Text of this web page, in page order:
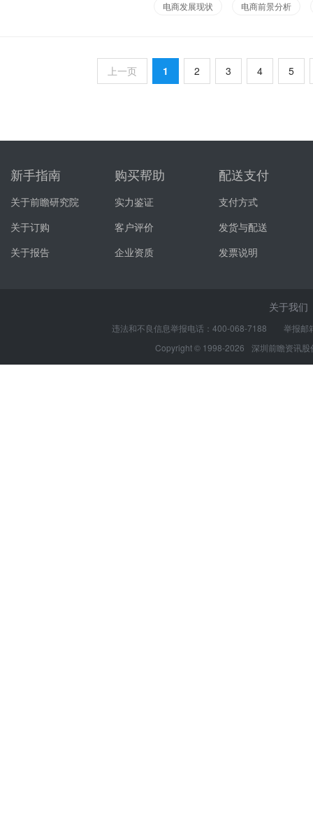
电商发展现状 电商前景分析
上一页 1 2 3 4 5
新手指南
关于前瞻研究院
关于订购
关于报告
购买帮助
实力鉴证
客户评价
企业资质
配送支付
支付方式
发货与配送
发票说明
关于我们
违法和不良信息举报电话：400-068-7188 举报
Copyright © 1998-2026
深圳前瞻资讯股